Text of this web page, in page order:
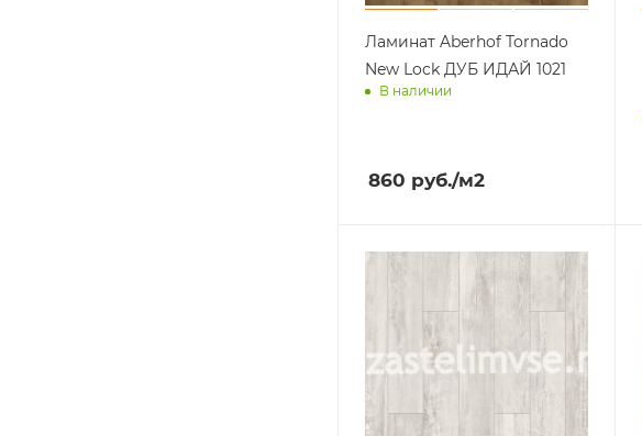
Ламинат Aberhof Tornado
New Lock ДУБ ИДАЙ 1021
В наличии
860 руб./м2